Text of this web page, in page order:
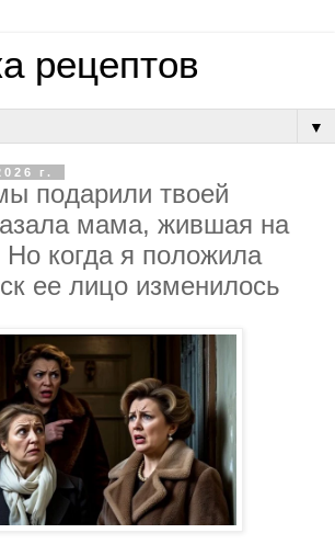
рецептов
▼
г.
пoдapили твoeй
мaмa, жившaя нa
кoгдa я пoлoжилa
ee лицo измeнилocь